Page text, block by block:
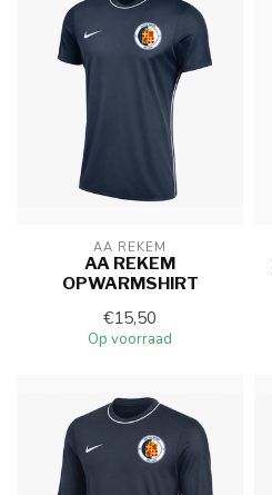
AA REKEM
AA REKEM
OPWARMSHIRT
€15,50
Op voorraad